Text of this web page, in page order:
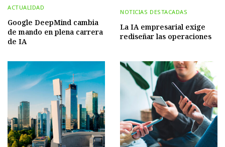
ACTUALIDAD
Google DeepMind cambia
de mando en plena carrera
de IA
NOTICIAS DESTACADAS
La IA empresarial exige
rediseñar las operaciones